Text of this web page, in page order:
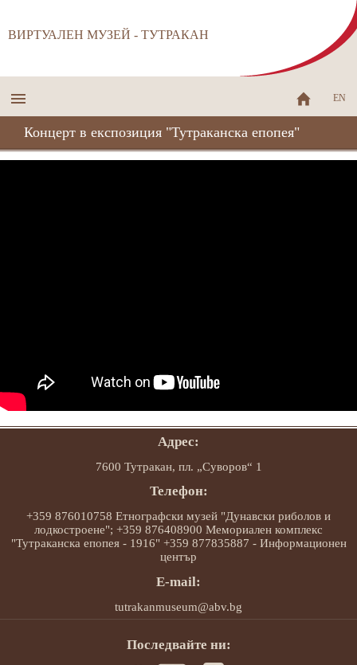
ВИРТУАЛЕН МУЗЕЙ - ТУТРАКАН
EN
Концерт в експозиция "Тутраканска епопея"
Адрес:
7600 Тутракан, пл. „Суворов“ 1
Телефон:
+359 876010758 Етнографски музей "Дунавски риболов и
лодкостроене"; +359 876408900 Мемориален комплекс
"Тутраканска епопея - 1916" +359 877835887 - Информационен
център
E-mail:
tutrakanmuseum@abv.bg
Последвайте ни: